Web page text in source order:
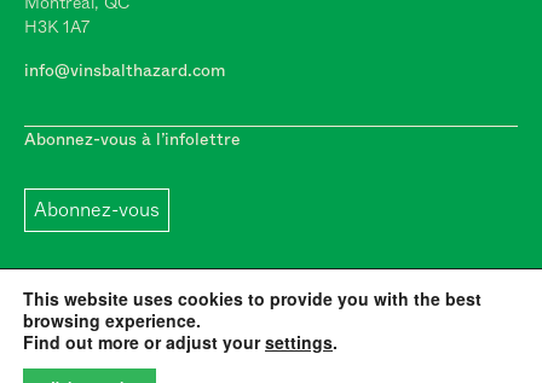
H3K 1A7
info@vinsbalthazard.com
Abonnez-vous à l’infolettre
Abonnez-vous
This website uses cookies to provide you with the best
browsing experience.
Find out more or adjust yoursettings.